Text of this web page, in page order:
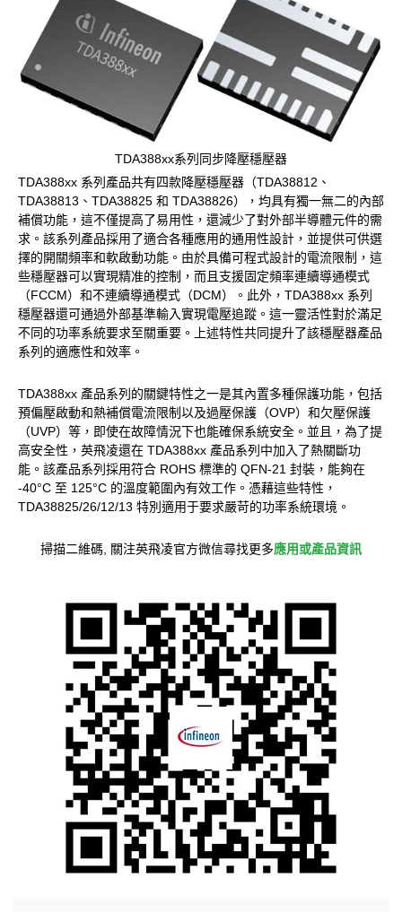
TDA388xx系列同步降壓穩壓器
TDA388xx 系列產品共有四款降壓穩壓器（TDA38812、
TDA38813、TDA38825 和 TDA38826），均具有獨一無二的內部
補償功能，這不僅提高了易用性，還減少了對外部半導體元件的需
求。該系列產品採用了適合各種應用的通用性設計，並提供可供選
擇的開關頻率和軟啟動功能。由於具備可程式設計的電流限制，這
些穩壓器可以實現精准的控制，而且支援固定頻率連續導通模式
（FCCM）和不連續導通模式（DCM）。此外，TDA388xx 系列
穩壓器還可通過外部基準輸入實現電壓追蹤。這一靈活性對於滿足
不同的功率系統要求至關重要。上述特性共同提升了該穩壓器產品
系列的適應性和效率。
TDA388xx 產品系列的關鍵特性之一是其內置多種保護功能，包括
預偏壓啟動和熱補償電流限制以及過壓保護（OVP）和欠壓保護
（UVP）等，即使在故障情況下也能確保系統安全。並且，為了提
高安全性，英飛凌還在 TDA388xx 產品系列中加入了熱關斷功
能。該產品系列採用符合 ROHS 標準的 QFN-21 封裝，能夠在
-40°C 至 125°C 的溫度範圍內有效工作。憑藉這些特性，
TDA38825/26/12/13 特別適用于要求嚴苛的功率系統環境。
掃描二維碼, 關注英飛凌官方微信尋找更多應用或產品資訊